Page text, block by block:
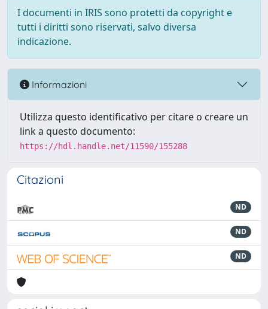
I documenti in IRIS sono protetti da copyright e
tutti i diritti sono riservati, salvo diversa
indicazione.
Informazioni
Utilizza questo identificativo per citare o creare un
link a questo documento:
https://hdl.handle.net/11590/155288
Citazioni
ND
ND
ND